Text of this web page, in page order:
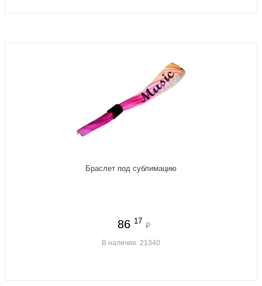
Браслет под сублимацию
86 17 ₽
В наличии: 21340